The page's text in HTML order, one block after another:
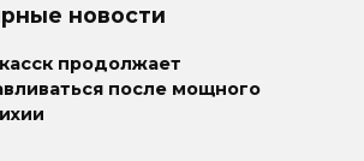
новости
продолжает
после мощного